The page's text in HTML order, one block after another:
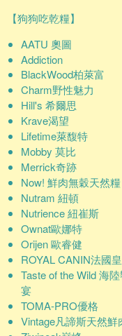
【狗狗吃乾糧】
AATU 奧圖
Addiction
BlackWood柏萊富
Charm野性魅力
Hill's 希爾思
Krave渴望
Lifetime萊馥特
Mobby 莫比
Merrick奇跡
Now! 鮮肉無穀天然糧
Nutram 紐頓
Nutrience 紐崔斯
Ownat歐娜特
Orijen 歐睿健
ROYAL CANIN法國
Taste of the Wild 海
宴
TOMA-PRO優格
Vintage凡諦斯天然鮮